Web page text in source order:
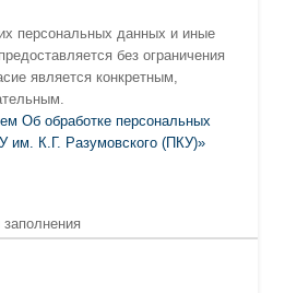
персональных данных и иные
без ограничения
является конкретным,
Об обработке персональных
К.Г. Разумовского (ПКУ)»